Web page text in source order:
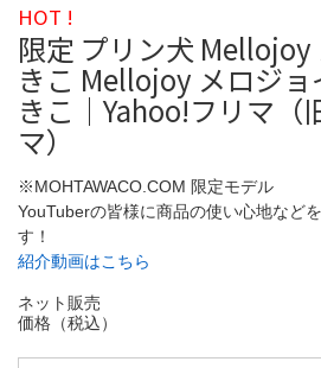
HOT !
限定 プリン犬 Mellojoy
きこ Mellojoy メロジョ
きこ｜Yahoo!フリマ（
マ）
※MOHTAWACO.COM 限定モデル
YouTuberの皆様に商品の使い心地など
す！
紹介動画はこちら
ネット販売
価格（税込）